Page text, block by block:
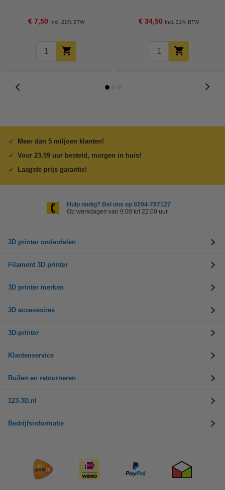
€ 7,50 Incl. 21% BTW € 34,50 Incl. 21% BTW
Meer dan 5 miljoen klanten!
Voor 23.59 uur besteld, morgen in huis!
Laagste prijs garantie!
Hulp nodig? Bel ons op 0294-787127
Op werkdagen van 9.00 tot 22.00 uur
3D printer onderdelen
Filament 3D printer
3D printer merken
3D accessoires
3D-printer
Klantenservice
Ruilen en retourneren
123-3D.nl
Bedrijfsinformatie